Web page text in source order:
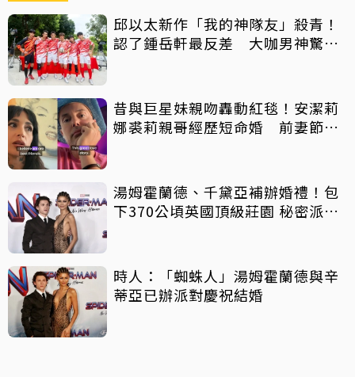
邱以太新作「我的神隊友」殺青！
認了鍾岳軒最反差 大咖男神驚喜
昔與巨星妹親吻轟動紅毯！安潔莉
娜裘莉親哥經歷短命婚 前妻節目
湯姆霍蘭德、千黛亞補辦婚禮！包
下370公頃英國頂級莊園 秘密派對
時人：「蜘蛛人」湯姆霍蘭德與辛
蒂亞已辦派對慶祝結婚